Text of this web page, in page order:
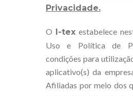
Privacidade.
O I-tex estabelece
Uso e Política de
condições para
aplicativo(s) da
Afiliadas por meio dos